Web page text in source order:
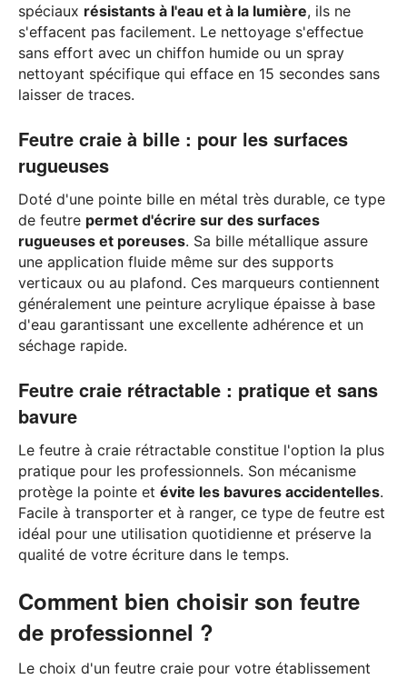
spéciaux résistants à l'eau et à la lumière, ils ne
s'effacent pas facilement. Le nettoyage s'effectue
sans effort avec un chiffon humide ou un spray
nettoyant spécifique qui efface en 15 secondes sans
laisser de traces.
Feutre craie à bille : pour les surfaces
rugueuses
Doté d'une pointe bille en métal très durable, ce type
de feutre permet d'écrire sur des surfaces
rugueuses et poreuses. Sa bille métallique assure
une application fluide même sur des supports
verticaux ou au plafond. Ces marqueurs contiennent
généralement une peinture acrylique épaisse à base
d'eau garantissant une excellente adhérence et un
séchage rapide.
Feutre craie rétractable : pratique et sans
bavure
Le feutre à craie rétractable constitue l'option la plus
pratique pour les professionnels. Son mécanisme
protège la pointe et évite les bavures accidentelles.
Facile à transporter et à ranger, ce type de feutre est
idéal pour une utilisation quotidienne et préserve la
qualité de votre écriture dans le temps.
Comment bien choisir son feutre
de professionnel ?
Le choix d'un feutre craie pour votre établissement